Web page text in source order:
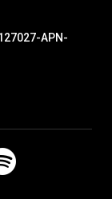
APN-